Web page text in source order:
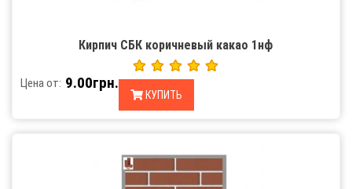
Кирпич СБК коричневый какао 1нф
Цена от: 9.00грн.
КУПИТЬ